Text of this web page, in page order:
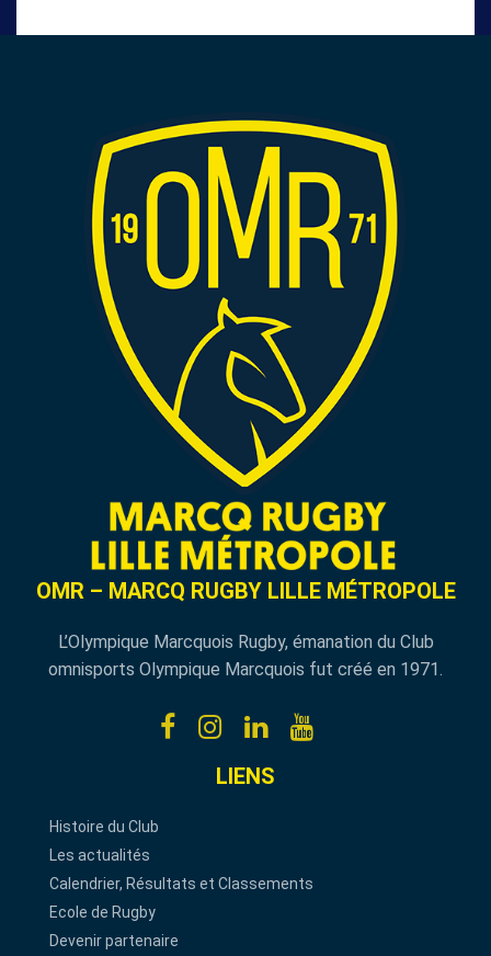
OMR – MARCQ RUGBY LILLE MÉTROPOLE
L’Olympique Marcquois Rugby, émanation du Club
omnisports Olympique Marcquois fut créé en 1971.
LIENS
Histoire du Club
Les actualités
Calendrier, Résultats et Classements
Ecole de Rugby
Devenir partenaire